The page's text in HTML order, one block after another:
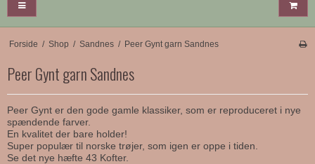
Forside / Shop / Sandnes / Peer Gynt garn Sandnes
Peer Gynt garn Sandnes
Peer Gynt er den gode gamle klassiker, som er reproduceret i nye
spændende farver.
En kvalitet der bare holder!
Super populær til norske trøjer, som igen er oppe i tiden.
Se det nye hæfte 43 Kofter.